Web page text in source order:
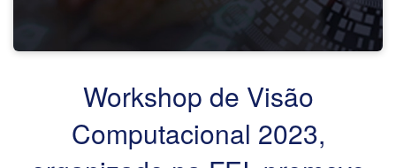
Workshop de Visão
Computacional 2023,